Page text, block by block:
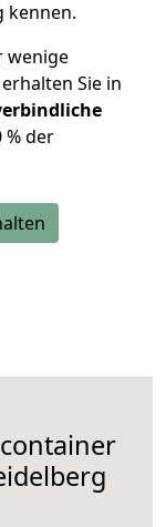
kennen.
wenige
Sie in
% der